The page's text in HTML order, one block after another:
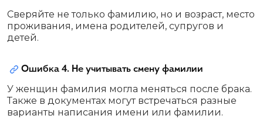
Сверяйте не только фамилию, но и возраст, место
проживания, имена родителей, супругов и
детей.
Ошибка 4. Не учитывать смену фамилии
У женщин фамилия могла меняться после брака.
Также в документах могут встречаться разные
варианты написания имени или фамилии.